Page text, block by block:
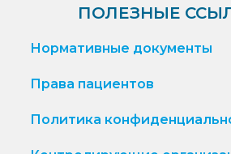
ПОЛЕЗНЫЕ
Нормативные документы
Права пациентов
Политика